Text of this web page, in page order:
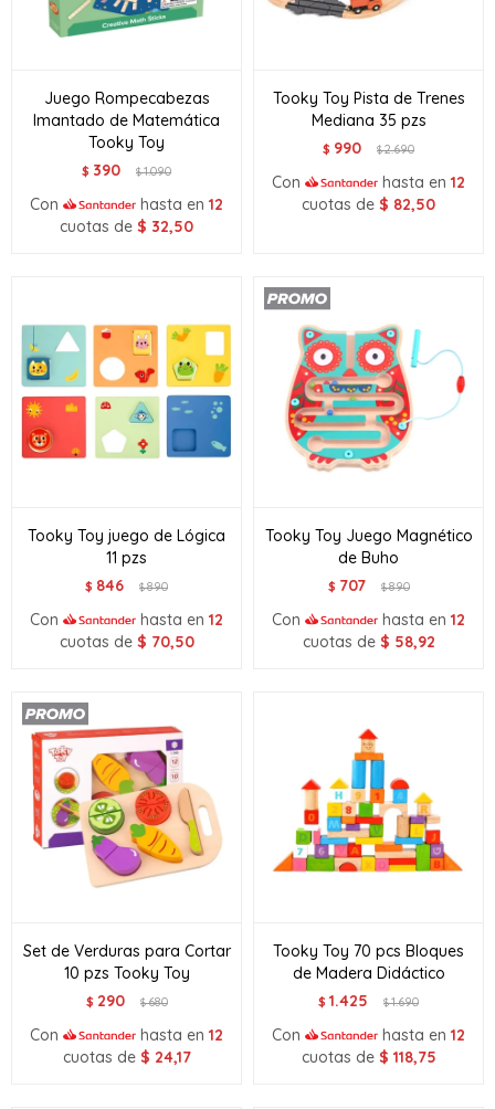
Juego Rompecabezas
Imantado de Matemática
Tooky Toy
$ 390 $1.090
Con hasta en 12
cuotas de $ 32,50
Tooky Toy Pista de Trenes
Mediana 35 pzs
$ 990 $2.690
Con hasta en 12
cuotas de $ 82,50
Tooky Toy juego de Lógica
11 pzs
$ 846 $890
Con hasta en 12
cuotas de $ 70,50
Tooky Toy Juego Magnético
de Buho
$ 707 $890
Con hasta en 12
cuotas de $ 58,92
Set de Verduras para Cortar
10 pzs Tooky Toy
$ 290 $680
Con hasta en 12
cuotas de $ 24,17
Tooky Toy 70 pcs Bloques
de Madera Didáctico
$ 1.425 $1.690
Con hasta en 12
cuotas de $ 118,75